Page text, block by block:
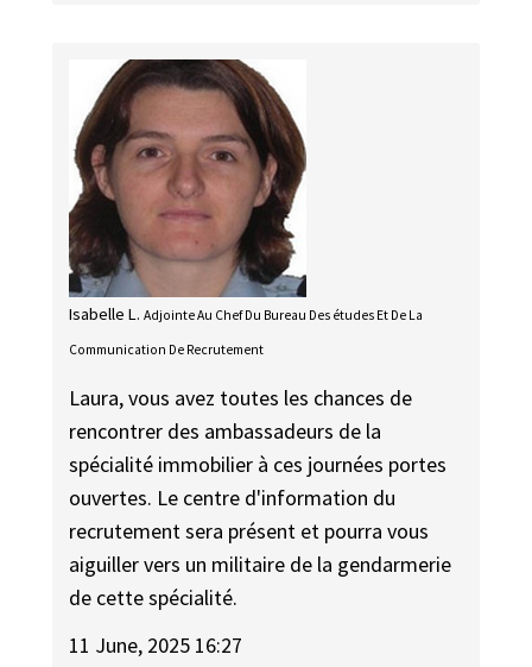
Isabelle L. Adjointe Au Chef Du Bureau Des études Et De La
Communication De Recrutement
Laura, vous avez toutes les chances de
rencontrer des ambassadeurs de la
spécialité immobilier à ces journées portes
ouvertes. Le centre d'information du
recrutement sera présent et pourra vous
aiguiller vers un militaire de la gendarmerie
de cette spécialité.
11 June, 2025 16:27